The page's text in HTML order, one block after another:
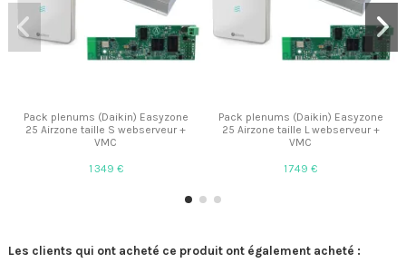
Pack plenums (Daikin) Easyzone
25 Airzone taille S webserveur +
VMC
1 349 €
Pack plenums (Daikin) Easyzone
25 Airzone taille L webserveur +
VMC
1 749 €
Les clients qui ont acheté ce produit ont également acheté :